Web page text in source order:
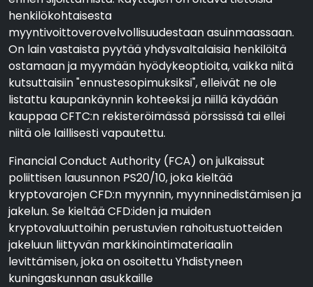
henkilökohtaisesta
myyntivoittoverovelvollisuudestaan asuinmaassaan.
On lain vastaista pyytää yhdysvaltalaisia henkilöitä
ostamaan ja myymään hyödykeoptioita, vaikka niitä
kutsuttaisiin "ennustesopimuksiksi", elleivät ne ole
listattu kaupankäynnin kohteeksi ja niillä käydään
kauppaa CFTC:n rekisteröimässä pörssissä tai ellei
niitä ole laillisesti vapautettu.
Financial Conduct Authority (FCA) on julkaissut
poliittisen lausunnon PS20/10, joka kieltää
kryptovarojen CFD:n myynnin, myynninedistämisen ja
jakelun. Se kieltää CFD:iden ja muiden
kryptovaluuttoihin perustuvien rahoitustuotteiden
jakeluun liittyvän markkinointimateriaalin
levittämisen, joka on osoitettu Yhdistyneen
kuningaskunnan asukkaille